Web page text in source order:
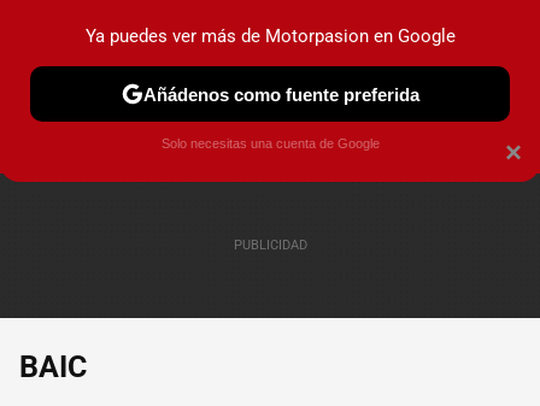
PRUEBAS COCHES ELÉCTRICOS OBSERVATORIO
BAIC
×
Ya puedes ver más de Motorpasion en Google
Añádenos como fuente preferida
Solo necesitas una cuenta de Google